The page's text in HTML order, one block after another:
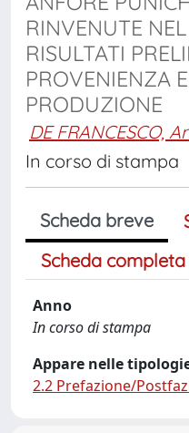
RINVENUTE
RISULTATI
PROVENIENZA
PRODUZIONE
DE FRANCESCO,
In corso di stampa
Scheda breve
Scheda completa
Anno
In corso di stampa
Appare nelle
2.2 Prefazione/